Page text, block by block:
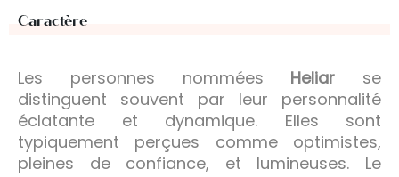
Caractère
Les personnes nommées Heliar se
distinguent souvent par leur personnalité
éclatante et dynamique. Elles sont
typiquement perçues comme optimistes,
pleines de confiance, et lumineuses. Le